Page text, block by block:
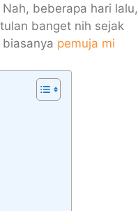
beberapa hari lalu,
banget nih sejak
pemuja mi